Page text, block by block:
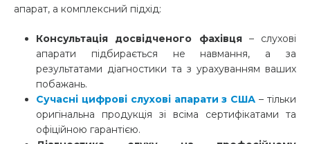
апарат, а комплексний підхід:
Консультація досвідченого фахівця– слухові
апарати підбирається не навмання, а за
результатами діагностики та з урахуванням ваших
побажань.
Сучасні цифрові слухові апарати з США – тільки
оригінальна продукція зі всіма сертифікатами та
офіційною гарантією.